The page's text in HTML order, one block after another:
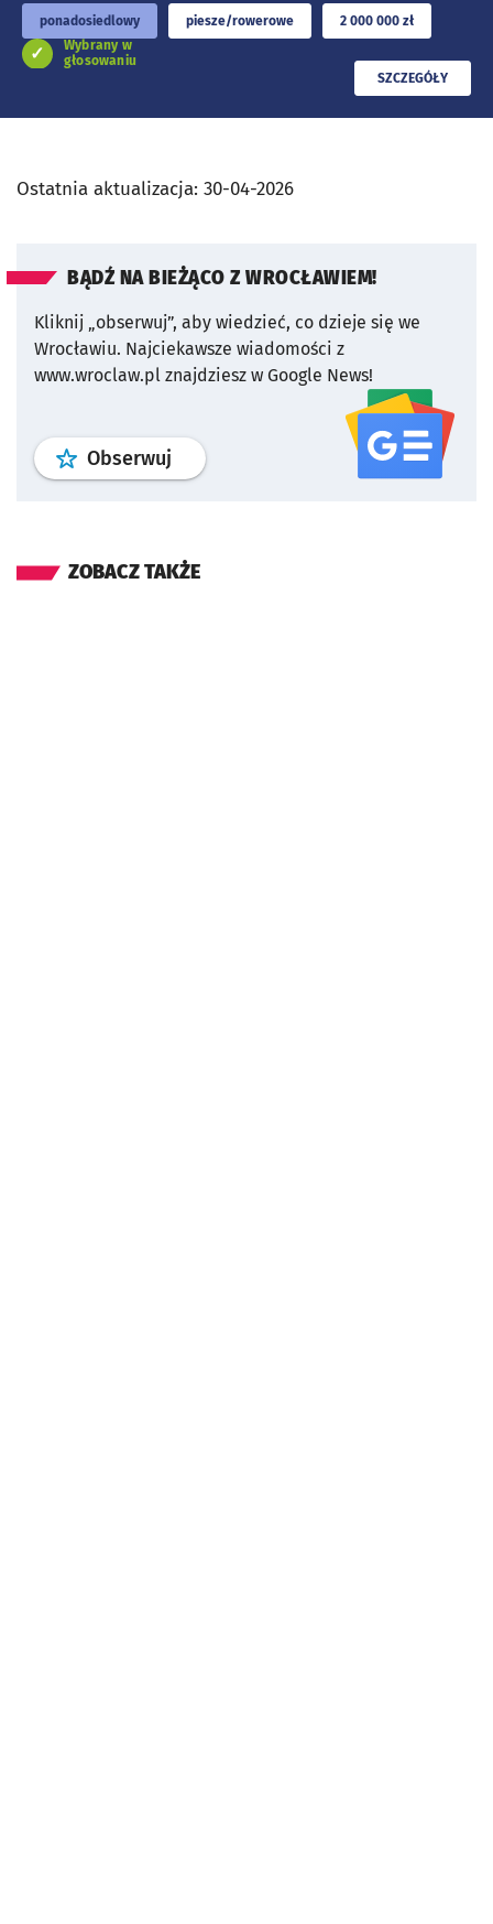
Wybrany w
głosowaniu
ponadosiedlowy piesze/rowerowe 2 000 000 zł
PRZECZYTAJ
SZCZEGÓŁY
Ostatnia aktualizacja: 30-04-2026
BĄDŹ NA BIEŻĄCO Z WROCŁAWIEM!
Kliknij „obserwuj”, aby wiedzieć, co dzieje się we
Wrocławiu. Najciekawsze wiadomości z
www.wroclaw.pl znajdziesz w Google News!
Obserwuj profil serwisu
ZOBACZ TAKŻE